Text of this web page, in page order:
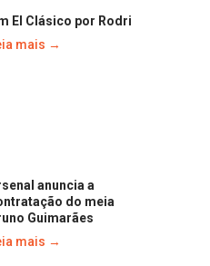
El Clásico por Rodri
mais →
anuncia a
do meia
Guimarães
mais →